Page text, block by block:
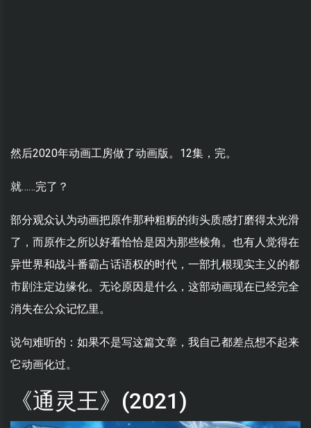
然后2020年动画工房做了动画版。12集，完。
就……完了？
部分观众认为动画把原作那种粗粝的街头质感打磨得太光滑
了，而原作之所以好看恰恰是因为那些棱角。也有人觉得在
异世界和战斗番霸占话语权的时代，一部扎根现实主义的都
市剧注定边缘化。无论原因是什么，这部动画现在已经完全
消失在公众记忆里。
说句难听的：如果不是写这篇文章，我自己都差点想不起来
它动画化过。
《通灵王》(2021)